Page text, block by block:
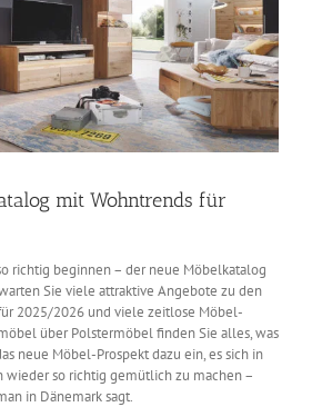
mit Wohntrends für
richtig beginnen – der neue Möbelkatalog
Sie viele attraktive Angebote zu den
2025/2026 und viele zeitlose Möbel-
über Polstermöbel finden Sie alles, was
neue Möbel-Prospekt dazu ein, es sich in
wieder so richtig gemütlich zu machen –
in Dänemark sagt.